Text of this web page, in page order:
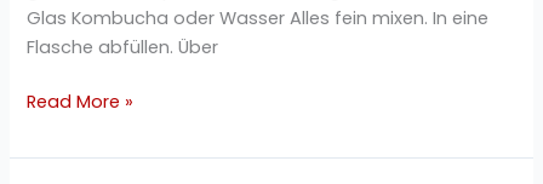
Glas Kombucha oder Wasser Alles fein mixen. In eine
Flasche abfüllen. Über
Read More »